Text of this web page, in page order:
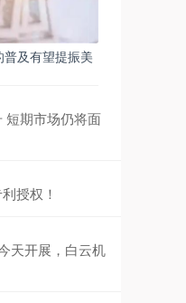
及有望提振美
短期市场仍将面
授权！
天开展，白云机